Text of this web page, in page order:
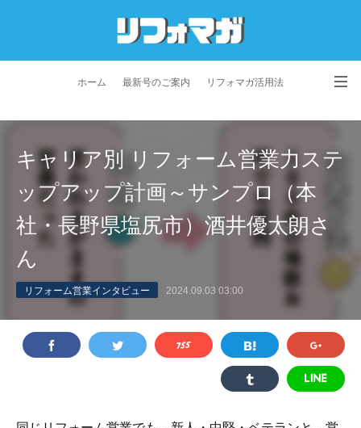
ホーム 最新号のご案内 リフォマガ活用法
プライバシーポリシー 利用規約 会社概要
キャリア別 リフォーム営業力ステ
ップアップ計画～サンプロ（本
社・長野県塩尻市）酒井優太朗さ
ん
リフォーム営業インタビュー 2024.09.03 03:00